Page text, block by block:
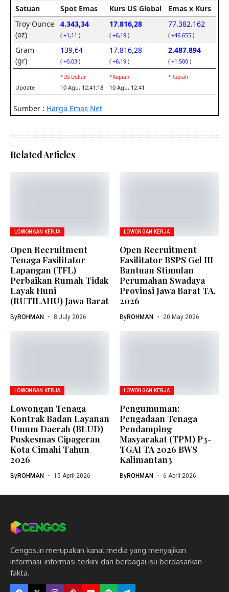
Related Articles
LOWONGAN KERJA
Open Recruitment
Tenaga Fasilitator
Lapangan (TFL)
Perbaikan Rumah Tidak
Layak Huni
(RUTILAHU) Jawa Barat
ByROHMAN 8 July 2026
LOWONGAN KERJA
Open Recruitment
Fasilitator BSPS Gel III
Bantuan Stimulan
Perumahan Swadaya
Provinsi Jawa Barat TA.
2026
ByROHMAN 20 May 2026
LOWONGAN KERJA
Lowongan Tenaga
Kontrak Badan Layanan
Umum Daerah (BLUD)
Puskesmas Cipageran
Kota Cimahi Tahun
2026
ByROHMAN 15 April 2026
LOWONGAN KERJA
Pengumuman:
Pengadaan Tenaga
Pendamping
Masyarakat (TPM) P3-
TGAI TA 2026 BWS
Kalimantan3
ByROHMAN 6 April 2026
Cengos.in merupakan kanal media yang menyajikan
informasi-informasi terkini dari berbagai isu berdasarkan
fakta.